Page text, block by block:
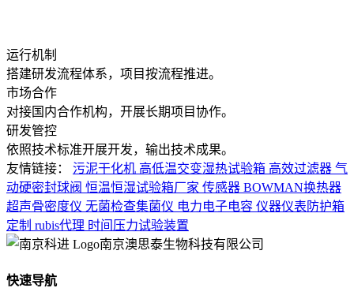
运行机制
搭建研发流程体系，项目按流程推进。
市场合作
对接国内合作机构，开展长期项目协作。
研发管控
依照技术标准开展开发，输出技术成果。
友情链接：
污泥干化机 高低温交变湿热试验箱 高效过滤器 气
动硬密封球阀 恒温恒湿试验箱厂家 传感器 BOWMAN换热器
超声骨密度仪 无菌检查集菌仪 电力电子电容 仪器仪表防护箱
定制 rubis代理 时间压力试验装置
南京澳思泰生物科技有限公司
快速导航